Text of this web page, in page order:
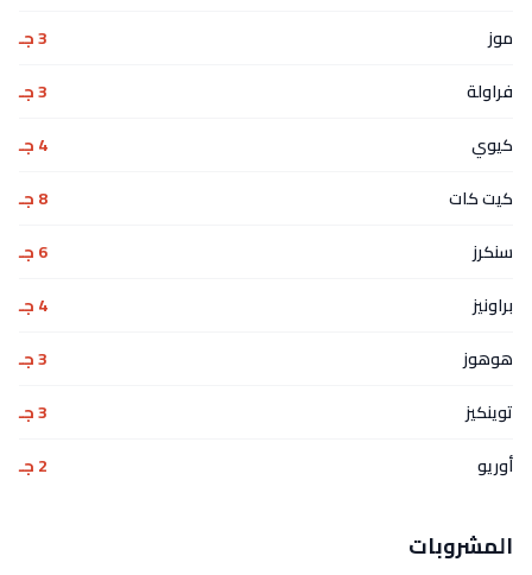
موز
3 جـ
فراولة
3 جـ
كيوي
4 جـ
كيت كات
8 جـ
سنكرز
6 جـ
براونيز
4 جـ
هوهوز
3 جـ
توينكيز
3 جـ
أوريو
2 جـ
المشروبات